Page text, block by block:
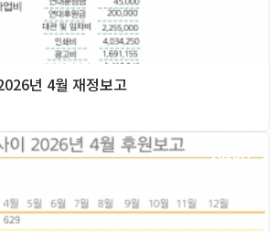
년 4월 재정보고
2026년